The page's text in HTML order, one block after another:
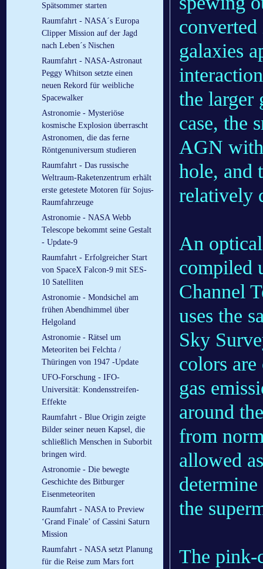
Spätsommer starten
Raumfahrt - NASA´s Europa
Clipper Mission auf der Jagd
nach Leben´s Nischen
Raumfahrt - NASA-Astronaut
Peggy Whitson setzte einen
neuen Rekord für weibliche
Spacewalker
Astronomie - Mysteriöse
kosmische Explosion überrascht
Astronomen, die das ferne
Röntgenuniversum studieren
Raumfahrt - Das russische
Weltraum-Raketenzentrum erhält
erste getestete Motoren für Sojus-
Raumfahrzeuge
Astronomie - NASA Webb
Telescope bekommt seine Gestalt
- Update-9
Raumfahrt - Erfolgreicher Start
von SpaceX Falcon-9 mit SES-
10 Satelliten
Astronomie - Mondsichel am
frühen Abendhimmel über
Helgoland
Astronomie - Rätsel um
Meteoriten bei Felchta /
Thüringen von 1947 -Update
UFO-Forschung - IFO-
Universität: Kondensstreifen-
Effekte
Raumfahrt - Blue Origin zeigte
Bilder seiner neuen Kapsel, die
schließlich Menschen in Suborbit
bringen wird.
Astronomie - Die bewegte
Geschichte des Bitburger
Eisenmeteoriten
Raumfahrt - NASA to Preview
‘Grand Finale’ of Cassini Saturn
Mission
Raumfahrt - NASA setzt Planung
für die Reise zum Mars fort
converted
galaxies
the larger
case, the
AGN with
hole, and
relatively
An
compiled
Channel
uses the
Sky
colors
gas
around
from
allowed
the
The pink-